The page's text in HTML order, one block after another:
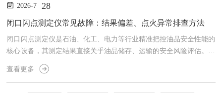
测需求差异很大，选品时得先锚定场景再看口碑。电力、化工这类工
业场景，对精度和稳定性的要求近乎苛刻，不少工业用户在口碑分享
2026-7 28
闭口闪点测定仪常见故障：结果偏差、点火异常排查方法
闭口闪点测定仪是石油、化工、电力等行业精准把控油品安全性能的
核心设备，其测定结果直接关乎油品储存、运输的安全风险评估。然
而，设备长期运行中，结果偏差与点火异常两大故障频发，不仅导致
检测数据失真，更可能延误生产决策、埋下安全隐患。精准定位故障
查看更多